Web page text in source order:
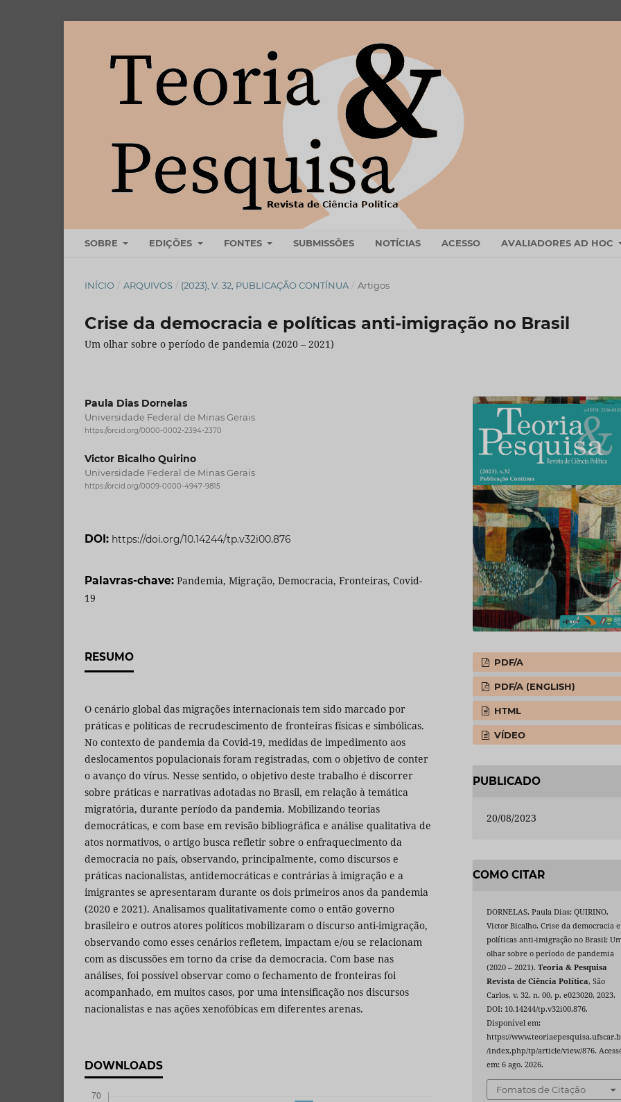
SOBRE EDIÇÕES FONTES SUBMISSÕES NOTÍCIAS ACESSO AVALIADORES AD HOC
INÍCIO / ARQUIVOS / (2023), V. 32, PUBLICAÇÃO CONTÍNUA / Artigos
Crise da democracia e políticas anti-imigração no Brasil
Um olhar sobre o período de pandemia (2020 – 2021)
Paula Dias Dornelas
Universidade Federal de Minas Gerais
https://orcid.org/0000-0002-2394-2370
Victor Bicalho Quirino
Universidade Federal de Minas Gerais
https://orcid.org/0009-0000-4947-9815
DOI: https://doi.org/10.14244/tp.v32i00.876
Palavras-chave: Pandemia, Migração, Democracia, Fronteiras, Covid-
19
RESUMO
O cenário global das migrações internacionais tem sido marcado por
práticas e políticas de recrudescimento de fronteiras físicas e simbólicas.
No contexto de pandemia da Covid-19, medidas de impedimento aos
deslocamentos populacionais foram registradas, com o objetivo de conter
o avanço do vírus. Nesse sentido, o objetivo deste trabalho é discorrer
sobre práticas e narrativas adotadas no Brasil, em relação à temática
migratória, durante período da pandemia. Mobilizando teorias
democráticas, e com base em revisão bibliográfica e análise qualitativa de
atos normativos, o artigo busca refletir sobre o enfraquecimento da
democracia no país, observando, principalmente, como discursos e
práticas nacionalistas, antidemocráticas e contrárias à imigração e a
imigrantes se apresentaram durante os dois primeiros anos da pandemia
(2020 e 2021). Analisamos qualitativamente como o então governo
brasileiro e outros atores políticos mobilizaram o discurso anti-imigração,
observando como esses cenários refletem, impactam e/ou se relacionam
com as discussões em torno da crise da democracia. Com base nas
análises, foi possível observar como o fechamento de fronteiras foi
acompanhado, em muitos casos, por uma intensificação nos discursos
nacionalistas e nas ações xenofóbicas em diferentes arenas.
DOWNLOADS
PDF/A
PDF/A (ENGLISH)
HTML
VÍDEO
PUBLICADO
20/08/2023
COMO CITAR
DORNELAS, Paula Dias; QUIRINO,
Victor Bicalho. Crise da democracia e
políticas anti-imigração no Brasil:
olhar sobre o período de pandemia
(2020 – 2021).Teoria & Pesquisa
Revista de Ciência Política, São
Carlos, v. 32, n. 00, p. e023020, 2023.
DOI: 10.14244/tp.v32i00.876.
Disponível em:
https://
/index.php/tp/article/view/876.
em: 6 ago. 2026.
Fomatos de Citação